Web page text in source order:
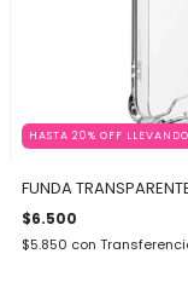
HASTA 20% OFF
FUNDA
$6.500
$5.850 con